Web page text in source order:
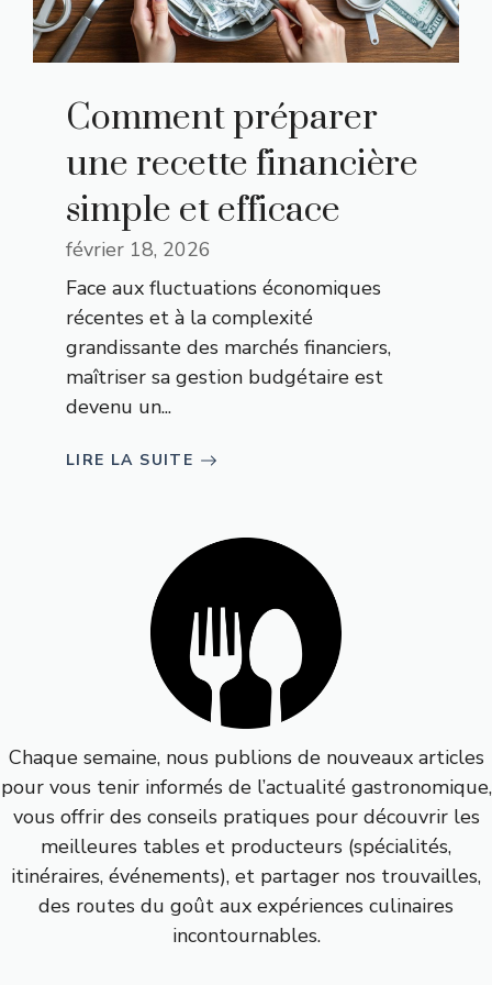
Comment préparer
une recette financière
simple et efficace
février 18, 2026
Face aux fluctuations économiques
récentes et à la complexité
grandissante des marchés financiers,
maîtriser sa gestion budgétaire est
devenu un...
LIRE LA SUITE
Chaque semaine, nous publions de nouveaux articles
pour vous tenir informés de l’actualité gastronomique,
vous offrir des conseils pratiques pour découvrir les
meilleures tables et producteurs (spécialités,
itinéraires, événements), et partager nos trouvailles,
des routes du goût aux expériences culinaires
incontournables.